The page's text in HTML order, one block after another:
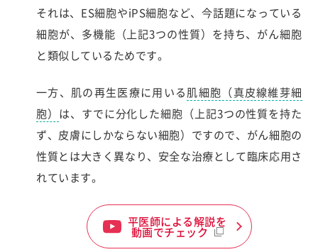
それは、ES細胞やiPS細胞など、今話題になっている
細胞が、多機能（上記3つの性質）を持ち、がん細胞
と類似しているためです。
一方、肌の再生医療に用いる肌細胞（真皮線維芽細
胞） は、すでに分化した細胞（上記3つの性質を持た
ず、皮膚にしかならない細胞）ですので、がん細胞の
性質とは大きく異なり、安全な治療として臨床応用さ
れています。
平医師による解説を
動画でチェック